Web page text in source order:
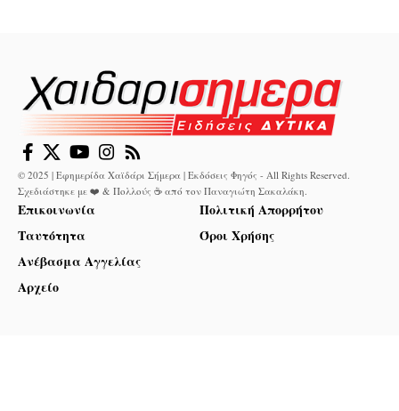
© 2025 | Εφημερίδα Χαϊδάρι Σήμερα | Εκδόσεις Φηγός - All Rights Reserved.
Σχεδιάστηκε με ❤️ & Πολλούς ☕ από τον Παναγιώτη Σακαλάκη
Επικοινωνία
Ταυτότητα
Ανέβασμα Αγγελίας
Αρχείο
Πολιτική Απορρήτου
Όροι Χρήσης